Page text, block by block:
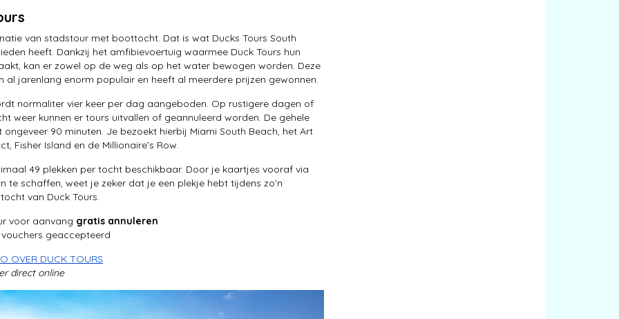
van stadstour met boottocht. Dat is wat Ducks Tours South
heeft. Dankzij het amfibievoertuig waarmee Duck Tours hun
kan er zowel op de weg als op het water bewogen worden. Deze
al jarenlang enorm populair en heeft al meerdere prijzen gewonnen.
normaliter vier keer per dag aangeboden. Op rustigere dagen of
weer kunnen er tours uitvallen of geannuleerd worden. De gehele
90 minuten. Je bezoekt hierbij Miami South Beach, het Art
Fisher Island en de Millionaire’s Row.
49 plekken per tocht beschikbaar. Door je kaartjes vooraf via
te schaffen, weet je zeker dat je een plekje hebt tijdens zo’n
van Duck Tours.
voor aanvang gratis annuleren
geaccepteerd
OVER DUCK TOURS
direct online